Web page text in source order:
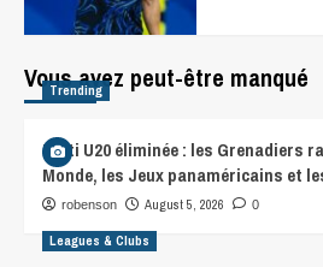
Vous avez peut-être manqué
Trending
Haïti U20 éliminée : les Grenadiers
Monde, les Jeux panaméricains et
robenson August 5, 2026 0
Leagues & Clubs